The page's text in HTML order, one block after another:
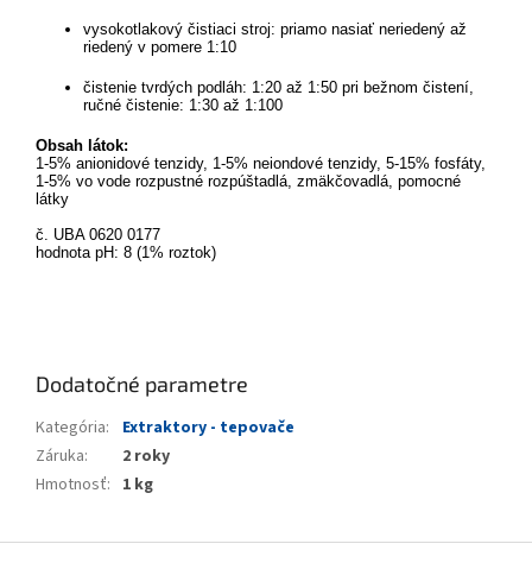
vysokotlakový čistiaci stroj: priamo nasiať neriedený až
riedený v pomere 1:10
čistenie tvrdých podláh: 1:20 až 1:50 pri bežnom čistení,
ručné čistenie: 1:30 až 1:100
Obsah látok:
1-5% anionidové tenzidy, 1-5% neiondové tenzidy, 5-15% fosfáty,
1-5% vo vode rozpustné rozpúštadlá, zmäkčovadlá, pomocné
látky
č. UBA 0620 0177
hodnota pH: 8 (1% roztok)
Dodatočné parametre
Kategória:
Extraktory - tepovače
Záruka:
2 roky
Hmotnosť: 1 kg